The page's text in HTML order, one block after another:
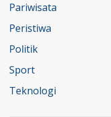
Pariwisata
Peristiwa
Politik
Sport
Teknologi